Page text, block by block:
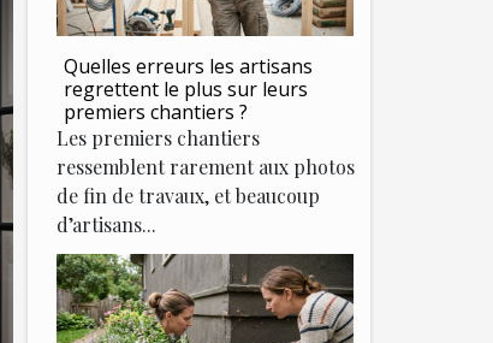
Quelles erreurs les artisans
regrettent le plus sur leurs
premiers chantiers ?
Les premiers chantiers
ressemblent rarement aux photos
de fin de travaux, et beaucoup
d’artisans...